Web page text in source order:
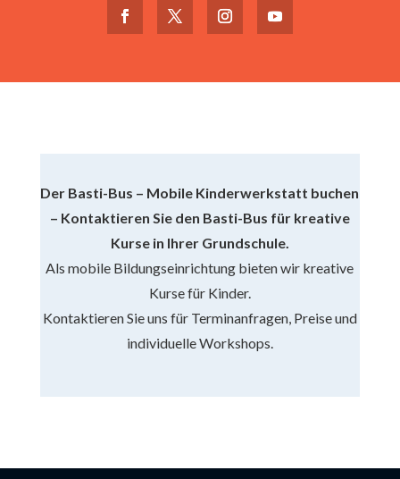
Der Basti-Bus – Mobile Kinderwerkstatt buchen
– Kontaktieren Sie den Basti-Bus für kreative
Kurse in Ihrer Grundschule.
Als mobile Bildungseinrichtung bieten wir kreative
Kurse für Kinder.
Kontaktieren Sie uns für Terminanfragen, Preise und
individuelle Workshops.